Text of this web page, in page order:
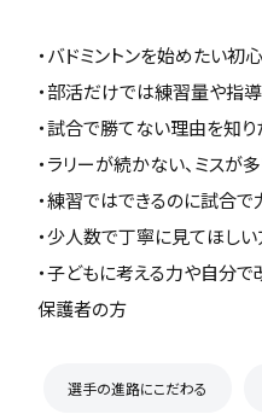
・バドミントンを始めたい初
・部活だけでは練習量や指
・試合で勝てない理由を知
・ラリーが続かない、ミスが
・練習ではできるのに試合
・少人数で丁寧に見てほし
・子どもに考える力や自分
保護者の方
選手の進路にこだわる